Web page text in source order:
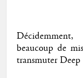
beaucoup de
transmuter Deep